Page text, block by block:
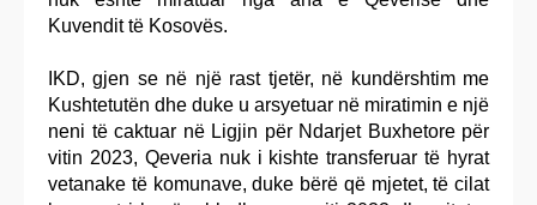
Kuvendit të Kosovës.
IKD, gjen se në një rast tjetër, në kundërshtim me
Kushtetutën dhe duke u arsyetuar në miratimin e një
neni të caktuar në Ligjin për Ndarjet Buxhetore për
vitin 2023, Qeveria nuk i kishte transferuar të hyrat
vetanake të komunave, duke bërë që mjetet, të cilat